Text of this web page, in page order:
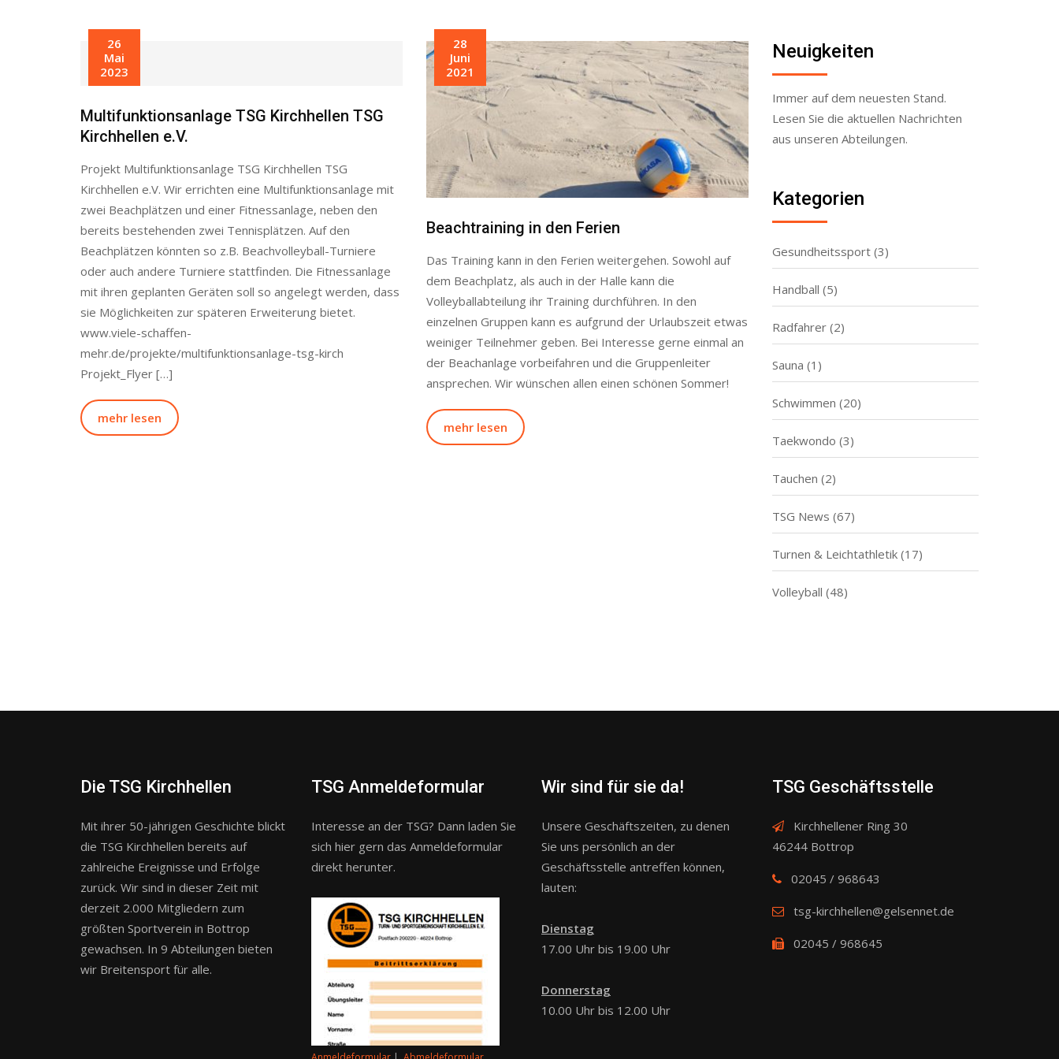
26
Mai
2023
Multifunktionsanlage TSG Kirchhellen TSG
Kirchhellen e.V.
Projekt Multifunktionsanlage TSG Kirchhellen TSG
Kirchhellen e.V. Wir errichten eine Multifunktionsanlage mit
zwei Beachplätzen und einer Fitnessanlage, neben den
bereits bestehenden zwei Tennisplätzen. Auf den
Beachplätzen könnten so z.B. Beachvolleyball-Turniere
oder auch andere Turniere stattfinden. Die Fitnessanlage
mit ihren geplanten Geräten soll so angelegt werden, dass
sie Möglichkeiten zur späteren Erweiterung bietet.
www.viele-schaffen-
mehr.de/projekte/multifunktionsanlage-tsg-kirch
Projekt_Flyer […]
mehr lesen
28
Juni
2021
Beachtraining in den Ferien
Das Training kann in den Ferien weitergehen. Sowohl auf
dem Beachplatz, als auch in der Halle kann die
Volleyballabteilung ihr Training durchführen. In den
einzelnen Gruppen kann es aufgrund der Urlaubszeit etwas
weiniger Teilnehmer geben. Bei Interesse gerne einmal an
der Beachanlage vorbeifahren und die Gruppenleiter
ansprechen. Wir wünschen allen einen schönen Sommer!
mehr lesen
Neuigkeiten
Immer auf dem neuesten Stand.
Lesen Sie die aktuellen Nachrichten
aus unseren Abteilungen.
Kategorien
Gesundheitssport(3)
Handball (5)
Radfahrer(2)
Sauna (1)
Schwimmen (20)
Taekwondo (3)
Tauchen (2)
TSG News (67)
Turnen & Leichtathletik(17)
Volleyball (48)
Die TSG Kirchhellen
Mit ihrer 50-jährigen Geschichte blickt
die TSG Kirchhellen bereits auf
zahlreiche Ereignisse und Erfolge
zurück. Wir sind in dieser Zeit mit
derzeit 2.000 Mitgliedern zum
größten Sportverein in Bottrop
gewachsen. In 9 Abteilungen bieten
wir Breitensport für alle.
TSG Anmeldeformular
Interesse an der TSG? Dann laden Sie
sich hier gern das Anmeldeformular
direkt herunter.
Wir sind für sie da!
Unsere Geschäftszeiten, zu denen
Sie uns persönlich an der
Geschäftsstelle antreffen können,
lauten:
Dienstag
17.00 Uhr bis 19.00 Uhr
Donnerstag
10.00 Uhr bis 12.00 Uhr
TSG Geschäftsstelle
Kirchhellener Ring 30
46244 Bottrop
02045 / 968643
tsg-kirchhellen@gelsennet.de
02045 / 968645